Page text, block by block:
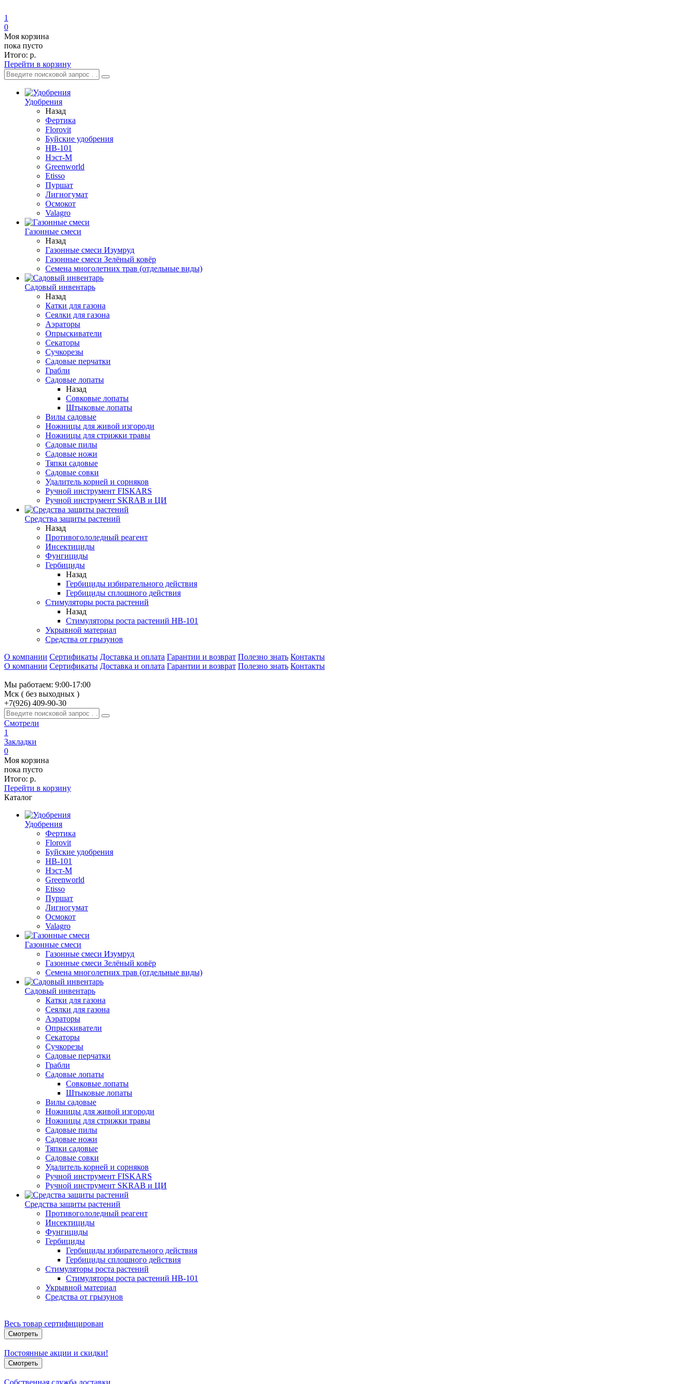
1
0
Моя корзина
пока пусто
Итого: р.
Перейти в корзину
Удобрения
Назад
Фертика
Florovit
Буйские удобрения
HB-101
Нэст-М
Greenworld
Etisso
Пуршат
Лигногумат
Осмокот
Valagro
Газонные смеси
Назад
Газонные смеси Изумруд
Газонные смеси Зелёный ковёр
Семена многолетних трав (отдельные виды)
Садовый инвентарь
Назад
Катки для газона
Сеялки для газона
Аэраторы
Опрыскиватели
Секаторы
Сучкорезы
Садовые перчатки
Грабли
Садовые лопаты
Назад
Совковые лопаты
Штыковые лопаты
Вилы садовые
Ножницы для живой изгороди
Ножницы для стрижки травы
Садовые пилы
Садовые ножи
Тяпки садовые
Садовые совки
Удалитель корней и сорняков
Ручной инструмент FISKARS
Ручной инструмент SKRAB и ЦИ
Средства защиты растений
Назад
Противогололедный реагент
Инсектициды
Фунгициды
Гербициды
Назад
Гербициды избирательного действия
Гербициды сплошного действия
Стимуляторы роста растений
Назад
Стимуляторы роста растений HB-101
Укрывной материал
Средства от грызунов
О компании Сертификаты Доставка и оплата Гарантии и возврат Полезно знать Контакты
О компании Сертификаты Доставка и оплата Гарантии и возврат Полезно знать Контакты
Мы работаем: 9:00-17:00
Мск ( без выходных )
+7(926) 409-90-30
Смотрели
1
Закладки
0
Моя корзина
пока пусто
Итого: р.
Перейти в корзину
Каталог
Удобрения
Фертика
Florovit
Буйские удобрения
HB-101
Нэст-М
Greenworld
Etisso
Пуршат
Лигногумат
Осмокот
Valagro
Газонные смеси
Газонные смеси Изумруд
Газонные смеси Зелёный ковёр
Семена многолетних трав (отдельные виды)
Садовый инвентарь
Катки для газона
Сеялки для газона
Аэраторы
Опрыскиватели
Секаторы
Сучкорезы
Садовые перчатки
Грабли
Садовые лопаты
Совковые лопаты
Штыковые лопаты
Вилы садовые
Ножницы для живой изгороди
Ножницы для стрижки травы
Садовые пилы
Садовые ножи
Тяпки садовые
Садовые совки
Удалитель корней и сорняков
Ручной инструмент FISKARS
Ручной инструмент SKRAB и ЦИ
Средства защиты растений
Противогололедный реагент
Инсектициды
Фунгициды
Гербициды
Гербициды избирательного действия
Гербициды сплошного действия
Стимуляторы роста растений
Стимуляторы роста растений HB-101
Укрывной материал
Средства от грызунов
Весь товар сертифицирован
Смотреть
Постоянные акции и скидки!
Смотреть
Собственная служба доставки